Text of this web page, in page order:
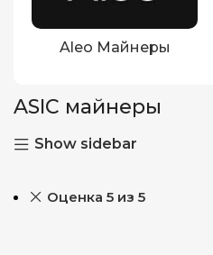
Aleo Майнеры
ASIC майнеры
Show sidebar
Оценка 5 из 5